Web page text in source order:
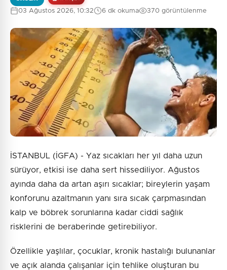
03 Ağustos 2026, 10:32 6 dk okuma 370 görüntülenme
İSTANBUL (İGFA) - Yaz sıcakları her yıl daha uzun
sürüyor, etkisi ise daha sert hissediliyor. Ağustos
ayında daha da artan aşırı sıcaklar; bireylerin yaşam
konforunu azaltmanın yanı sıra sıcak çarpmasından
kalp ve böbrek sorunlarına kadar ciddi sağlık
risklerini de beraberinde getirebiliyor.
Özellikle yaşlılar, çocuklar, kronik hastalığı bulunanlar
ve açık alanda çalışanlar için tehlike oluşturan bu